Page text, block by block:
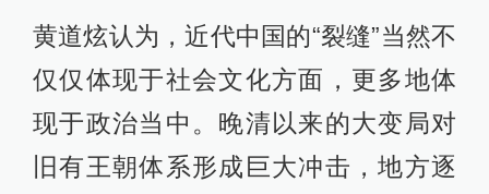
黄道炫认为，近代中国的“裂缝”当然不
仅仅体现于社会文化方面，更多地体
现于政治当中。晚清以来的大变局对
旧有王朝体系形成巨大冲击，地方逐